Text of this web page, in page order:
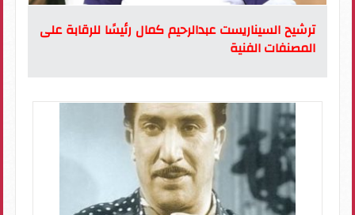
ترشيح السيناريست عبدالرحيم كمال رئيسًا للرقابة على
المصنفات الفنية